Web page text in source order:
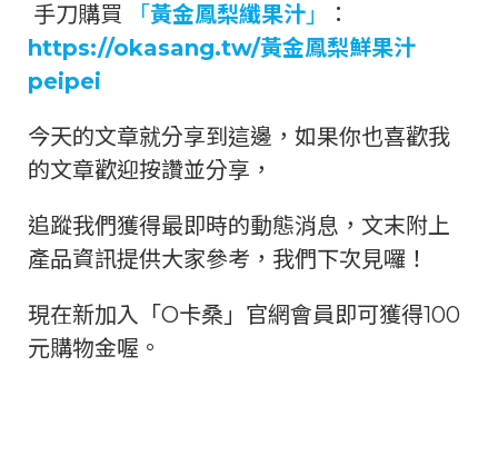
手刀購買 「黃金鳳梨纖果汁 」
：
https://okasang.tw/黃金鳳梨鮮果汁
peipei
今天的文章就分享到這邊，如果你也喜歡我
的文章歡迎按讚並分享，
追蹤我們獲得最即時的動態消息，文末附上
產品資訊提供大家參考，我們下次見囉！
現在新加入「O卡桑」官網會員即可獲得100
元購物金喔。